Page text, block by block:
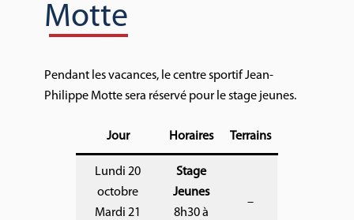
Motte
Pendant les vacances, le centre sportif Jean-
Philippe Motte sera réservé pour le stage jeunes.
Jour Horaires Terrains
Lundi 20
octobre
Mardi 21
Stage
Jeunes
8h30 à
–